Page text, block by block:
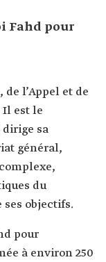
Fahd pour
l’Appel et de
Il est le
sa
général,
du
ses objectifs.
pour
à environ 250